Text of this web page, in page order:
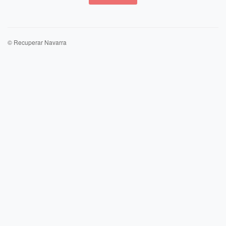
© Recuperar Navarra